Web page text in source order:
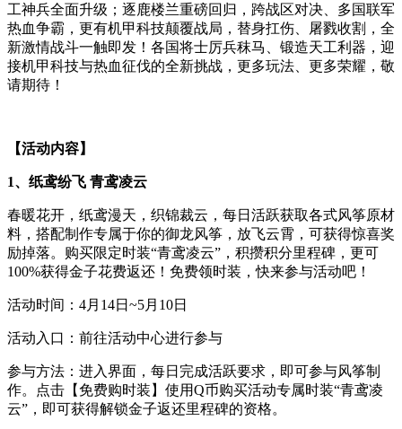
工神兵全面升级；逐鹿楼兰重磅回归，跨战区对决、多国联军
热血争霸，更有机甲科技颠覆战局，替身扛伤、屠戮收割，全
新激情战斗一触即发！各国将士厉兵秣马、锻造天工利器，迎
接机甲科技与热血征伐的全新挑战，更多玩法、更多荣耀，敬
请期待！
【活动内容】
1、纸鸢纷飞 青鸢凌云
春暖花开，纸鸢漫天，织锦裁云，每日活跃获取各式风筝原材
料，搭配制作专属于你的御龙风筝，放飞云霄，可获得惊喜奖
励掉落。购买限定时装“青鸢凌云”，积攒积分里程碑，更可
100%获得金子花费返还！免费领时装，快来参与活动吧！
活动时间：4月14日~5月10日
活动入口：前往活动中心进行参与
参与方法：进入界面，每日完成活跃要求，即可参与风筝制
作。点击【免费购时装】使用Q币购买活动专属时装“青鸢凌
云”，即可获得解锁金子返还里程碑的资格。